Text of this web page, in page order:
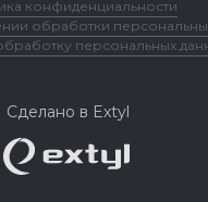
конфиденциальности
обработки
персональных
Сделано в Extyl